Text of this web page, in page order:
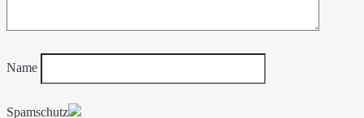
Name
Spamschutz